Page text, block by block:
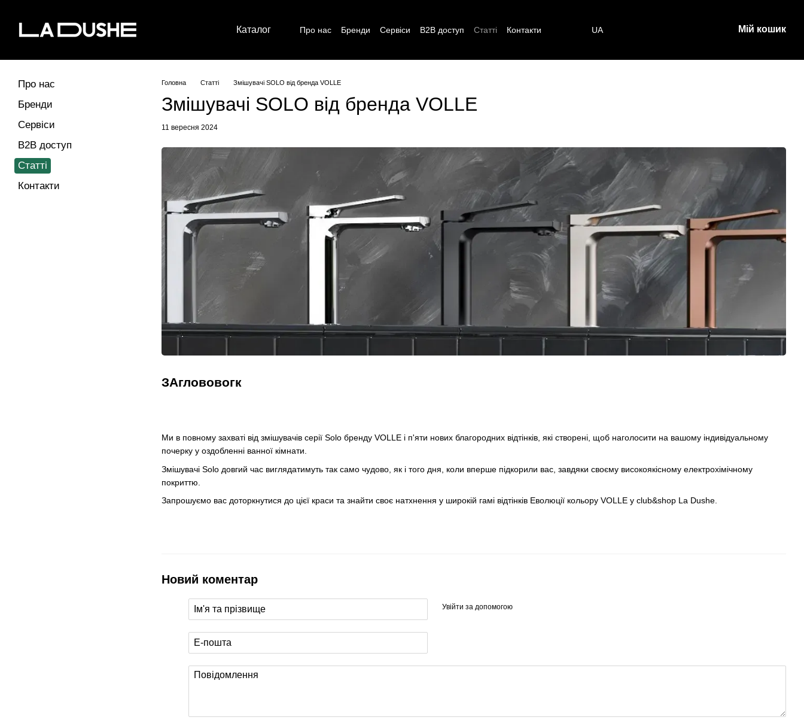
Каталог Про нас Бренди Сервіси B2B доступ Статті Контакти UA Мій кошик
Головна Статті Змішувачі SOLO від бренда VOLLE
Змішувачі SOLO від бренда VOLLE
11 вересня 2024
ЗАглововогк
Ми в повному захваті від змішувачів серії Solo бренду VOLLE і п'яти нових благородних відтінків, які створені, щоб наголосити на вашому індивідуальному
почерку у оздобленні ванної кімнати.
Змішувачі Solo довгий час виглядатимуть так само чудово, як і того дня, коли вперше підкорили вас, завдяки своєму високоякісному електрохімічному
покриттю.
Запрошуємо вас доторкнутися до цієї краси та знайти своє натхнення у широкій гамі відтінків Еволюції кольору VOLLE у club&shop La Dushe.
Новий коментар
Увійти за допомогою
Про нас
Бренди
Сервіси
B2B доступ
Статті
Контакти